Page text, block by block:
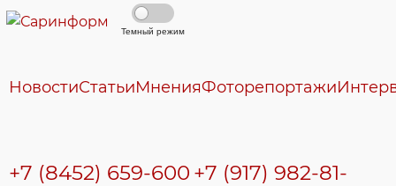
Темный режим
НовостиСтатьиМненияФоторепортажи
+7 (8452) 659-600 +7 (917) 982-81-